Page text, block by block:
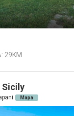
29KM
Sicily
Mapa